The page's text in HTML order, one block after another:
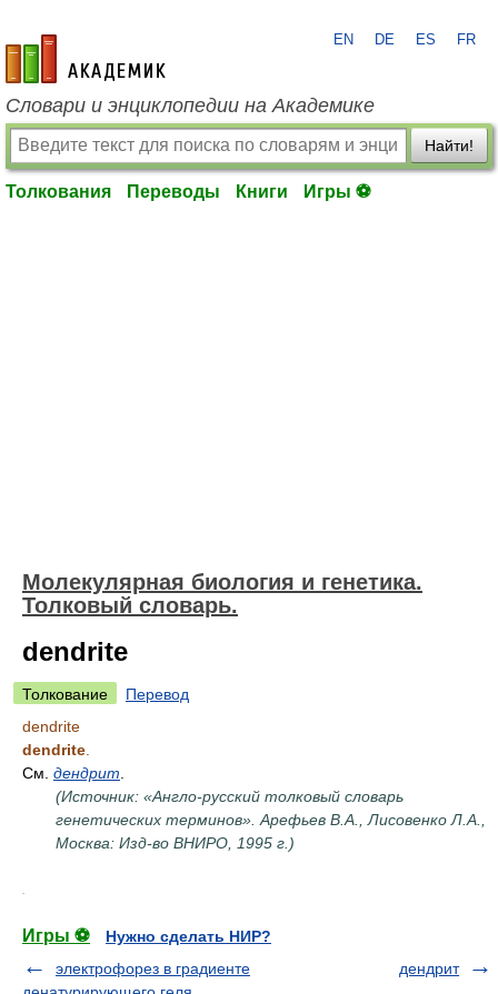
academic.ru
EN DE ES FR
Словари и энциклопедии на Академике
Найти!
Толкования Переводы Книги Игры ⚽
Молекулярная биология и генетика.
Толковый словарь.
dendrite
Толкование
Перевод
dendrite
dendrite
См. дендрит
(Источник: «Англо-русский толковый словарь
генетических терминов». Арефьев В.А., Лисовенко Л.А.,
Москва: Изд-во ВНИРО, 1995 г.)
Игры ⚽
Нужно сделать НИР?
электрофорез в градиенте
дендрит